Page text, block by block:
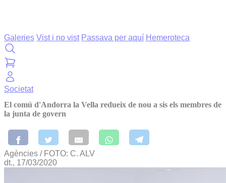
Galeries Vist i no vist Passava per aquí Hemeroteca
Societat
El comú d'Andorra la Vella redueix de nou a sis els membres de
la junta de govern
Agències / FOTO: C. ALV
dt., 17/03/2020